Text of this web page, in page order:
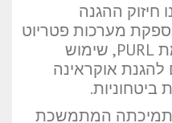
חיזוק ההגנה
מערכות פטריוט
וטילים תואמים, יישום יוזמת PURL, שימוש
להגנת אוקראינה
ביטחוניות.
תמיכתה המתמשכת